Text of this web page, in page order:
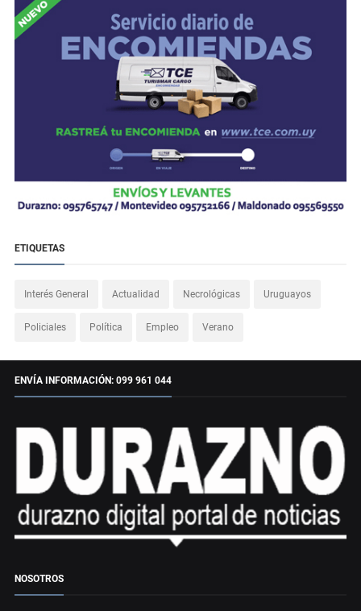
ETIQUETAS
Interés General Actualidad Necrológicas Uruguayos
Policiales Política Empleo Verano
ENVÍA INFORMACIÓN: 099 961 044
NOSOTROS